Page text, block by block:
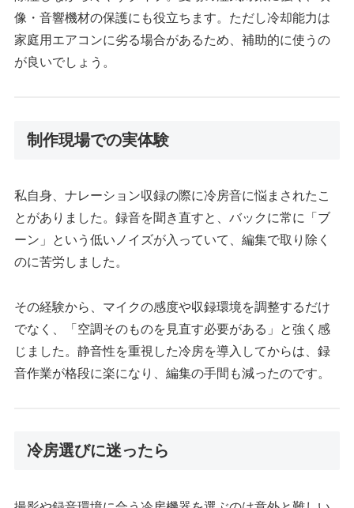
像・音響機材の保護にも役立ちます。ただし冷却能力は
家庭用エアコンに劣る場合があるため、補助的に使うの
が良いでしょう。
制作現場での実体験
私自身、ナレーション収録の際に冷房音に悩まされたこ
とがありました。録音を聞き直すと、バックに常に「ブ
ーン」という低いノイズが入っていて、編集で取り除く
のに苦労しました。
その経験から、マイクの感度や収録環境を調整するだけ
でなく、「空調そのものを見直す必要がある」と強く感
じました。静音性を重視した冷房を導入してからは、録
音作業が格段に楽になり、編集の手間も減ったのです。
冷房選びに迷ったら